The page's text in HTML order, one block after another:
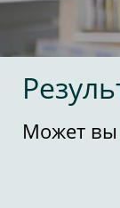
Может вы